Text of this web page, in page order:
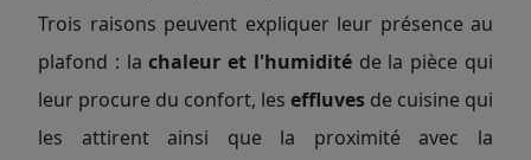
Trois raisons peuvent expliquer leur présence au
plafond : lachaleur et l'humiditéde la pièce qui
leur procure du confort, les effluves de cuisine qui
les attirent ainsi que la proximité avec la